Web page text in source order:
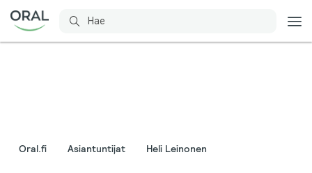
Oral.fi Asiantuntijat Heli Leinonen